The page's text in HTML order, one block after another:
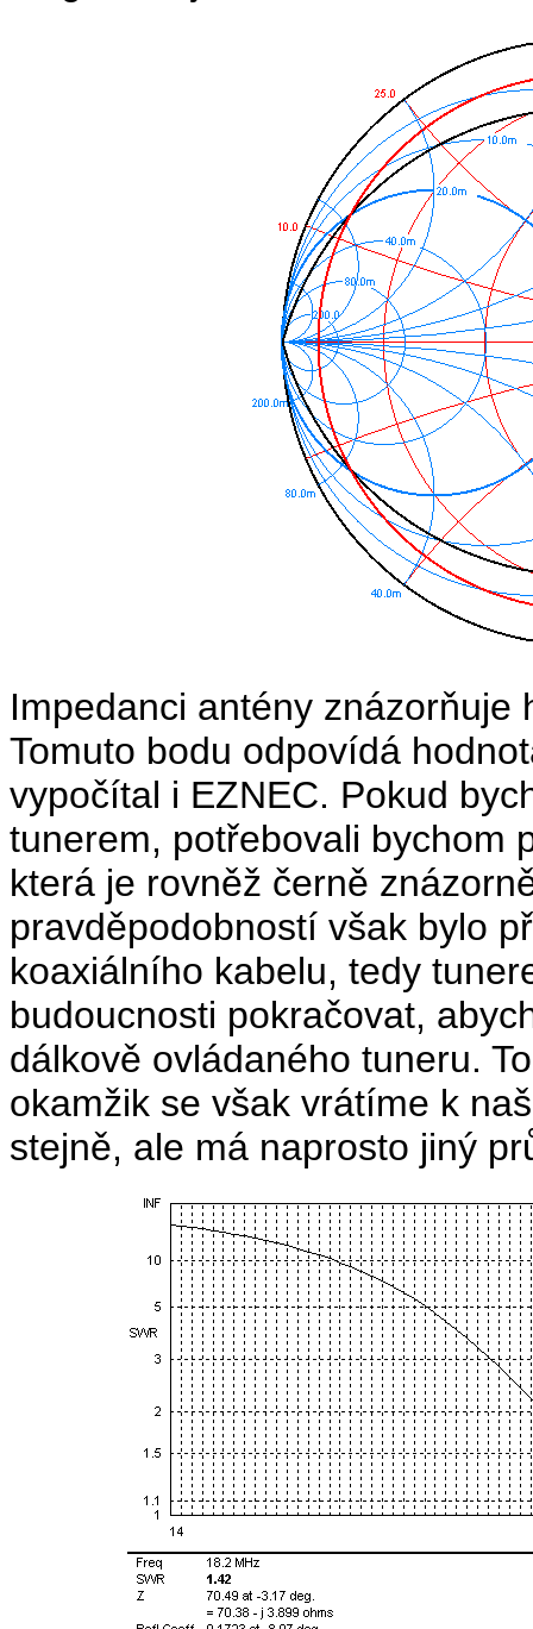
Impedanci antény
Tomuto bodu odpovídá
vypočítal i EZNEC. Pokud
tunerem, potřebovali bychom
která je rovněž černě
pravděpodobností však bylo
koaxiálního kabelu, tedy
budoucnosti pokračovat,
dálkově ovládaného tuneru.
okamžik se však vrátíme k
stejně, ale má naprosto jiný